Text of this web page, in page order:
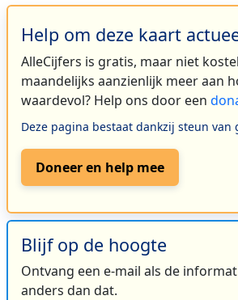
Help om deze kaart
AlleCijfers is gratis, maar niet
maandelijks aanzienlijk meer aan
waardevol? Help ons door een
Deze pagina bestaat dankzij steun van
Doneer en help mee
Blijf op de hoogte
Ontvang een e-mail als de
anders dan dat.